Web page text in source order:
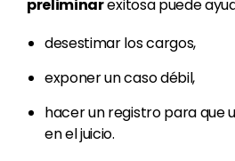
preliminarexitosa puede
desestimar los cargos,
exponer un caso débil,
hacer un registro para que
en el juicio.